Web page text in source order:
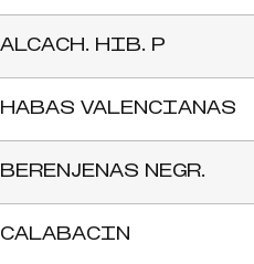
ALCACH. HIB. P
HABAS VALENCIANAS
BERENJENAS NEGR.
CALABACIN